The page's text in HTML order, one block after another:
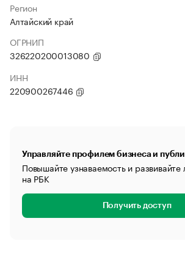
Регион
Алтайский край
ОГРНИП
326220200013080
ИНН
220900267446
Управляйте профилем бизнеса и
Повышайте узнаваемость и
на РБК
Получить доступ